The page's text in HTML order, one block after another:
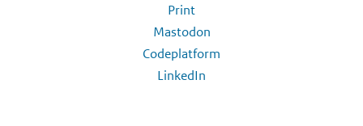
Print
Mastodon
Codeplatform
LinkedIn